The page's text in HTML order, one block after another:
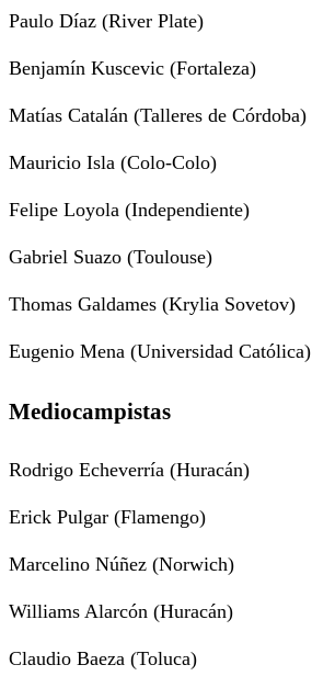
Paulo Díaz (River Plate)
Benjamín Kuscevic (Fortaleza)
Matías Catalán (Talleres de Córdoba)
Mauricio Isla (Colo-Colo)
Felipe Loyola (Independiente)
Gabriel Suazo (Toulouse)
Thomas Galdames (Krylia Sovetov)
Eugenio Mena (Universidad Católica)
Mediocampistas
Rodrigo Echeverría (Huracán)
Erick Pulgar (Flamengo)
Marcelino Núñez (Norwich)
Williams Alarcón (Huracán)
Claudio Baeza (Toluca)